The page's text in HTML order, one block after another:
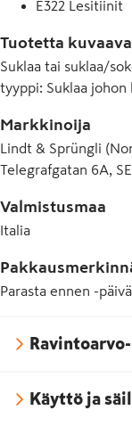
E322 Lesitiinit
Tuotetta
Suklaa tai suklaa/
tyyppi: Suklaa
Markkinoija
Lindt & Sprüngli
Telegrafgatan 6A,
Valmistusmaa
Italia
Parasta ennen -
Käyttö ja